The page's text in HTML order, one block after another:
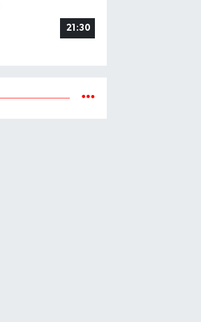
21:30